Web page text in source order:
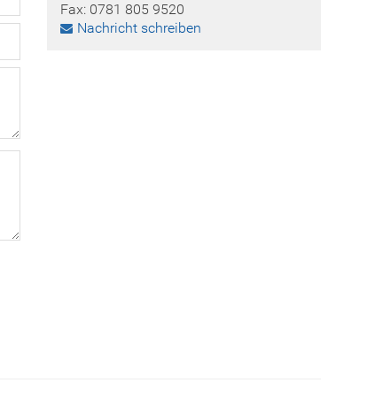
Fax: 0781 805 9520
Nachricht schreiben